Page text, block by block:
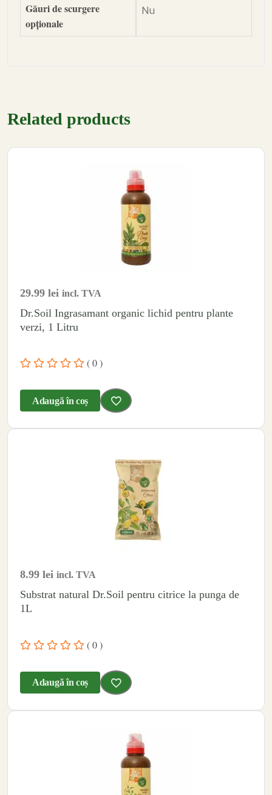
Găuri de scurgere
opționale
Nu
Related products
29.99 lei incl. TVA
Dr.Soil Ingrasamant organic lichid pentru plante
verzi, 1 Litru
( 0 )
Adaugă în coș
8.99 lei incl. TVA
Substrat natural Dr.Soil pentru citrice la punga de
1L
( 0 )
Adaugă în coș